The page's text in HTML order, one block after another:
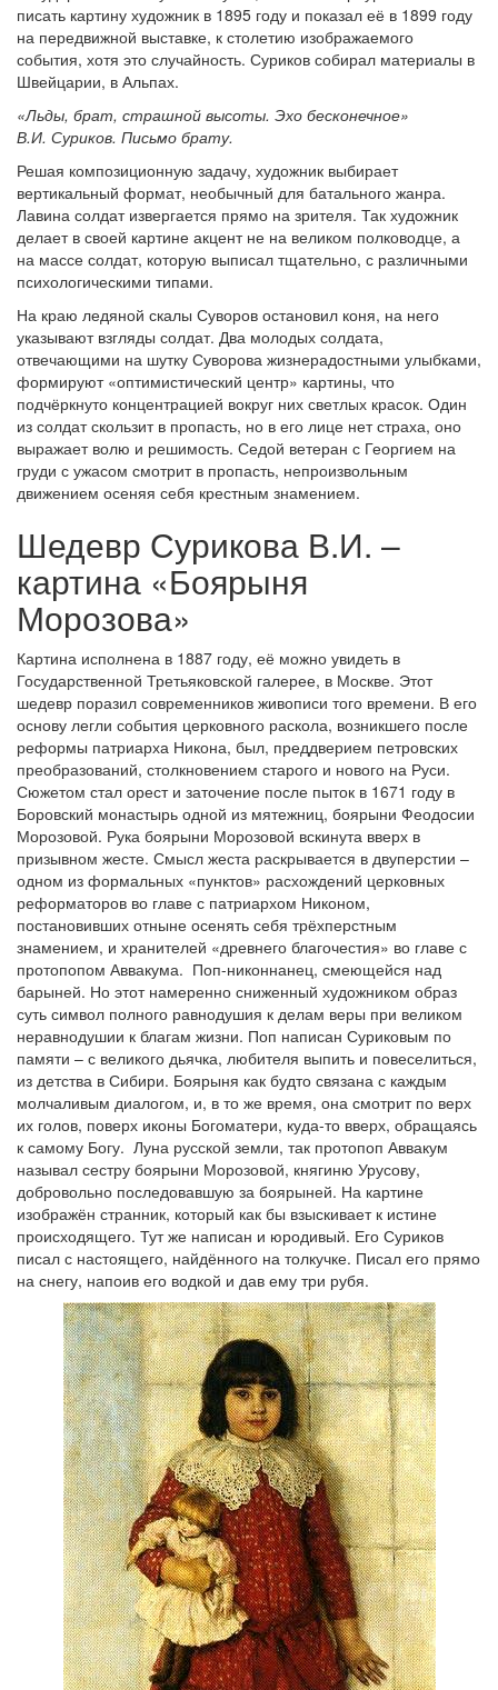
писать картину художник в 1895 году и показал её в 1899 году
на передвижной выставке, к столетию изображаемого
события, хотя это случайность. Суриков собирал материалы в
Швейцарии, в Альпах.
«Льды, брат, страшной высоты. Эхо бесконечное»
В.И. Суриков. Письмо брату.
Решая композиционную задачу, художник выбирает
вертикальный формат, необычный для батального жанра.
Лавина солдат извергается прямо на зрителя. Так художник
делает в своей картине акцент не на великом полководце, а
на массе солдат, которую выписал тщательно, с различными
психологическими типами.
На краю ледяной скалы Суворов остановил коня, на него
указывают взгляды солдат. Два молодых солдата,
отвечающими на шутку Суворова жизнерадостными улыбками,
формируют «оптимистический центр» картины, что
подчёркнуто концентрацией вокруг них светлых красок. Один
из солдат скользит в пропасть, но в его лице нет страха, оно
выражает волю и решимость. Седой ветеран с Георгием на
груди с ужасом смотрит в пропасть, непроизвольным
движением осеняя себя крестным знамением.
Шедевр Сурикова В.И. –
картина «Боярыня
Морозова»
Картина исполнена в 1887 году, её можно увидеть в
Государственной Третьяковской галерее, в Москве. Этот
шедевр поразил современников живописи того времени. В его
основу легли события церковного раскола, возникшего после
реформы патриарха Никона, был, преддверием петровских
преобразований, столкновением старого и нового на Руси.
Сюжетом стал орест и заточение после пыток в 1671 году в
Боровский монастырь одной из мятежниц, боярыни Феодосии
Морозовой. Рука боярыни Морозовой вскинута вверх в
призывном жесте. Смысл жеста раскрывается в двуперстии –
одном из формальных «пунктов» расхождений церковных
реформаторов во главе с патриархом Никоном,
постановивших отныне осенять себя трёхперстным
знамением, и хранителей «древнего благочестия» во главе с
протопопом Аввакума. Поп-никоннанец, смеющейся над
барыней. Но этот намеренно сниженный художником образ
суть символ полного равнодушия к делам веры при великом
неравнодушии к благам жизни. Поп написан Суриковым по
памяти – с великого дьячка, любителя выпить и повеселиться,
из детства в Сибири. Боярыня как будто связана с каждым
молчаливым диалогом, и, в то же время, она смотрит по верх
их голов, поверх иконы Богоматери, куда-то вверх, обращаясь
к самому Богу. Луна русской земли, так протопоп Аввакум
называл сестру боярыни Морозовой, княгиню Урусову,
добровольно последовавшую за боярыней. На картине
изображён странник, который как бы взыскивает к истине
происходящего. Тут же написан и юродивый. Его Суриков
писал с настоящего, найдённого на толкучке. Писал его прямо
на снегу, напоив его водкой и дав ему три рубя.